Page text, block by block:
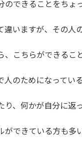
のできることをちょ
違いますが、その人
、こちらができるこ
人のためになってい
り、何かが自分に返
ができている方も多